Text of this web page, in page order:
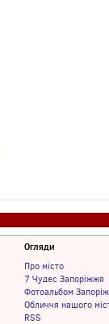
Огляди
Про місто
7 Чудес Запоріжжя
Фотоальбом
Обличчя нашого
RSS